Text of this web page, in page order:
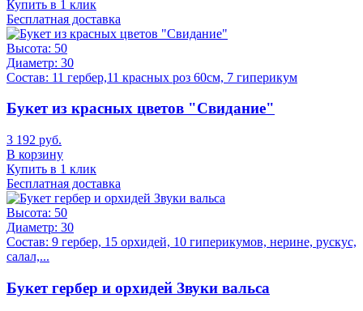
Купить в 1 клик
Бесплатная доставка
Высота: 50
Диаметр: 30
Состав: 11 гербер,11 красных роз 60см, 7 гиперикум
Букет из красных цветов "Свидание"
3 192 руб.
В корзину
Купить в 1 клик
Бесплатная доставка
Высота: 50
Диаметр: 30
Состав: 9 гербер, 15 орхидей, 10 гиперикумов, нерине, рускус,
салал,...
Букет гербер и орхидей Звуки вальса